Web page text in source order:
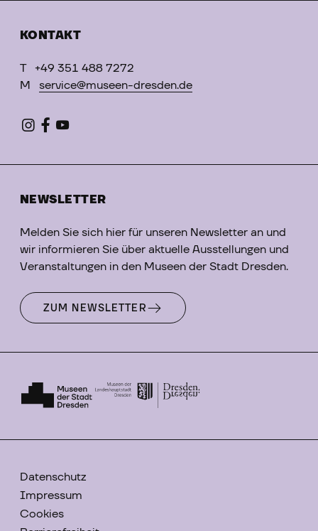
KONTAKT
T
+49 351 488 7272
M
service@museen-dresden.de
NEWSLETTER
Melden Sie sich hier für unseren Newsletter an und
wir informieren Sie über aktuelle Ausstellungen und
Veranstaltungen in den Museen der Stadt Dresden.
ZUM NEWSLETTER
Datenschutz
Impressum
Cookies